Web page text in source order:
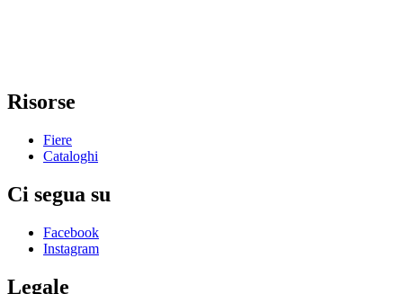
Risorse
Fiere
Cataloghi
Ci segua su
Facebook
Instagram
Legale